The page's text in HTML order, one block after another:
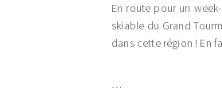
En route pour un
skiable du Grand
dans cette région ! En
…